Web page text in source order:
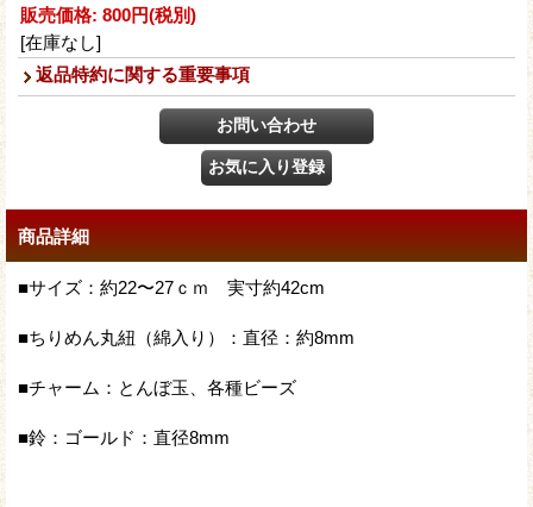
販売価格: 800円(税別)
[在庫なし]
返品特約に関する重要事項
商品詳細
■サイズ：約22〜27ｃｍ 実寸約42cm
■ちりめん丸紐（綿入り）：直径：約8mm
■チャーム：とんぼ玉、各種ビーズ
■鈴：ゴールド：直径8mm